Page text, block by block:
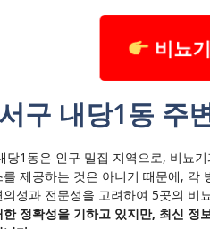
비뇨
구 내당1동 주
당1동은 인구 밀집 지역으로, 비뇨
를 제공하는 것은 아니기 때문에, 각
의성과 전문성을 고려하여 5곳의 비
한 정확성을 기하고 있지만, 최신 정